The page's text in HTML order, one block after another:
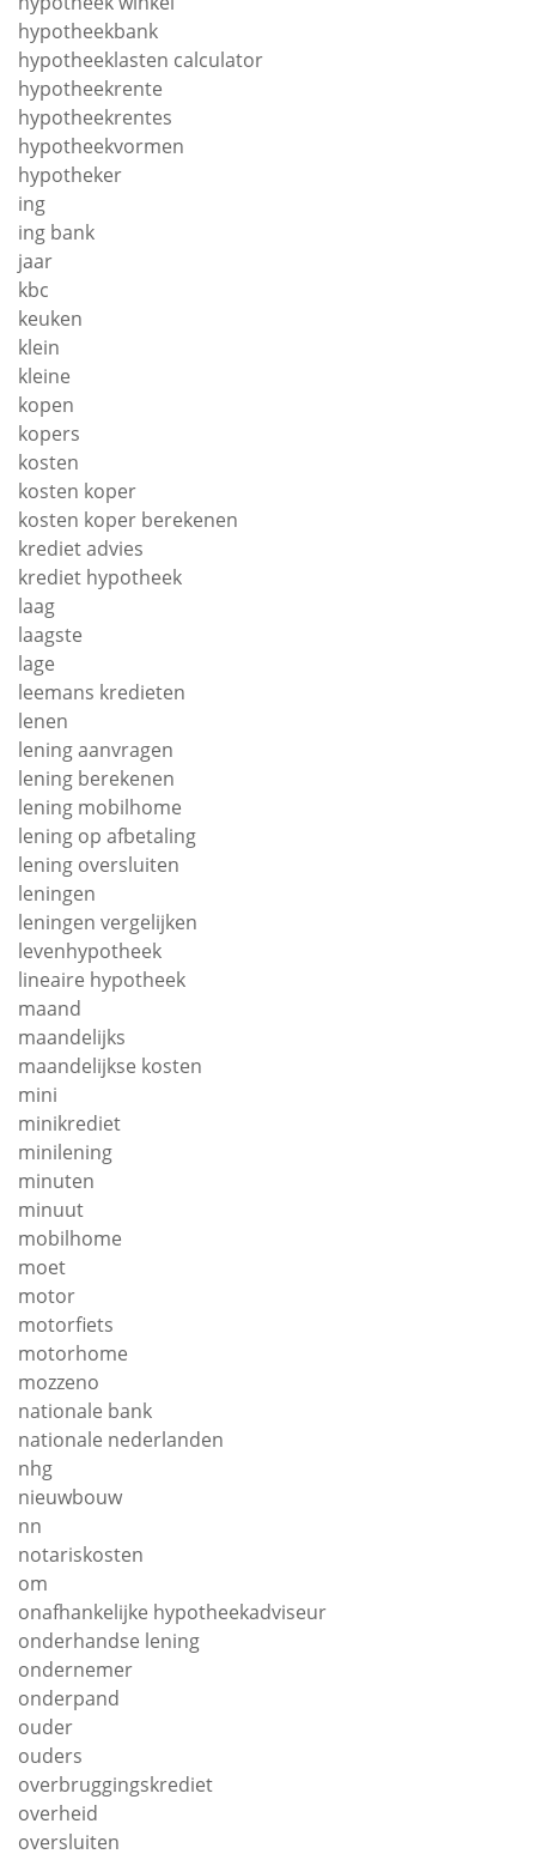
hypotheekbank
hypotheeklasten calculator
hypotheekrente
hypotheekrentes
hypotheekvormen
hypotheker
ing
ing bank
jaar
kbc
keuken
klein
kleine
kopen
kopers
kosten
kosten koper
kosten koper berekenen
krediet advies
krediet hypotheek
laag
laagste
lage
leemans kredieten
lenen
lening aanvragen
lening berekenen
lening mobilhome
lening op afbetaling
lening oversluiten
leningen
leningen vergelijken
levenhypotheek
lineaire hypotheek
maand
maandelijks
maandelijkse kosten
mini
minikrediet
minilening
minuten
minuut
mobilhome
moet
motor
motorfiets
motorhome
mozzeno
nationale bank
nationale nederlanden
nhg
nieuwbouw
nn
notariskosten
om
onafhankelijke hypotheekadviseur
onderhandse lening
ondernemer
onderpand
ouder
ouders
overbruggingskrediet
overheid
oversluiten